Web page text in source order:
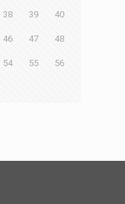
38 39
40
46 47
48
54 55
56